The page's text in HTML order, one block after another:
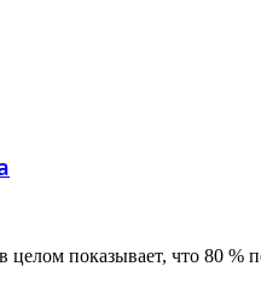
показывает, что 80 %